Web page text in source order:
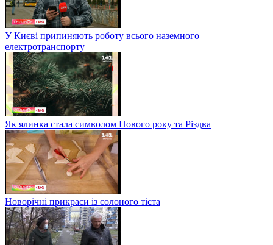
У Києві припиняють роботу всього наземного
електротранспорту
Як ялинка стала символом Нового року та Різдва
Новорічні прикраси із солоного тіста